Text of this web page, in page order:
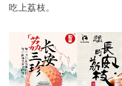
吃上荔枝。